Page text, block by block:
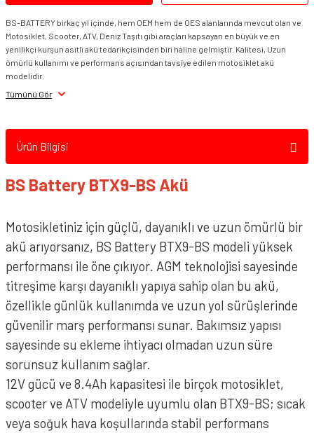
BS-BATTERY birkaç yıl içinde, hem OEM hem de OES alanlarında mevcut olan ve
Motosiklet, Scooter, ATV, Deniz Taşıtı gibi araçları kapsayan en büyük ve en
yenilikçi kurşun asitli akü tedarikçisinden biri haline gelmiştir. Kalitesi, Uzun
ömürlü kullanımı ve performans açısından tavsiye edilen motosiklet akü
modelidir.
Tümünü Gör
Ürün Bilgisi
BS Battery BTX9-BS Akü
Motosikletiniz için güçlü, dayanıklı ve uzun ömürlü bir
akü arıyorsanız, BS Battery BTX9-BS modeli yüksek
performansı ile öne çıkıyor. AGM teknolojisi sayesinde
titreşime karşı dayanıklı yapıya sahip olan bu akü,
özellikle günlük kullanımda ve uzun yol sürüşlerinde
güvenilir marş performansı sunar. Bakımsız yapısı
sayesinde su ekleme ihtiyacı olmadan uzun süre
sorunsuz kullanım sağlar.
12V gücü ve 8.4Ah kapasitesi ile birçok motosiklet,
scooter ve ATV modeliyle uyumlu olan BTX9-BS; sıcak
veya soğuk hava koşullarında stabil performans